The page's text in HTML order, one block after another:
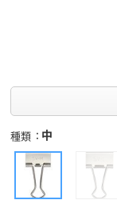
種類 中